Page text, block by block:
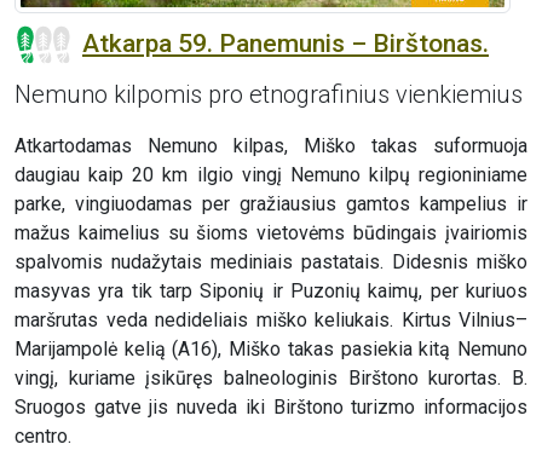
Atkarpa 59. Panemunis – Birštonas.
Nemuno kilpomis pro etnografinius vienkiemius
Atkartodamas Nemuno kilpas, Miško takas suformuoja
daugiau kaip 20 km ilgio vingį Nemuno kilpų regioniniame
parke, vingiuodamas per gražiausius gamtos kampelius ir
mažus kaimelius su šioms vietovėms būdingais įvairiomis
spalvomis nudažytais mediniais pastatais. Didesnis miško
masyvas yra tik tarp Siponių ir Puzonių kaimų, per kuriuos
maršrutas veda nedideliais miško keliukais. Kirtus Vilnius–
Marijampolė kelią (A16), Miško takas pasiekia kitą Nemuno
vingį, kuriame įsikūręs balneologinis Birštono kurortas. B.
Sruogos gatve jis nuveda iki Birštono turizmo informacijos
centro.